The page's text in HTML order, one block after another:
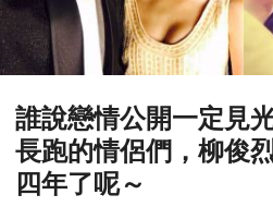
誰說戀情公開一定見
長跑的情侶們，柳俊
四年了呢～